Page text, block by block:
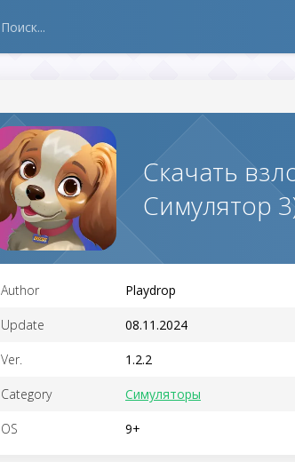
Скачать
Симулятор
Author Playdrop
Update 08.11.2024
Ver. 1.2.2
Category Симуляторы
OS 9+